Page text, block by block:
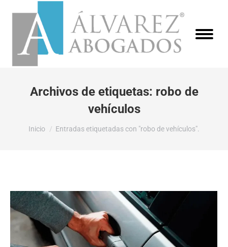
Archivos de etiquetas: robo de
vehículos
Estás aquí:
Inicio Entradas etiquetadas con "robo de vehículos".